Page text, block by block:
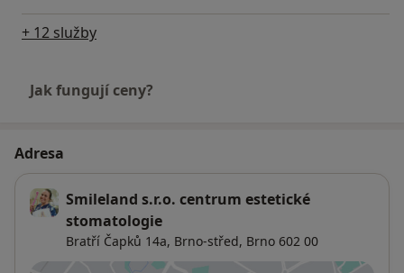
+ 12 služby
Jak fungují ceny?
Adresa
Smileland s.r.o. centrum estetické
stomatologie
Bratří Čapků 14a, Brno-střed, Brno 602 00